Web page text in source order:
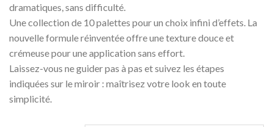
dramatiques, sans difficulté.
Une collection de 10 palettes pour un choix infini d’effets. La
nouvelle formule réinventée offre une texture douce et
crémeuse pour une application sans effort.
Laissez-vous ne guider pas à pas et suivez les étapes
indiquées sur le miroir : maîtrisez votre look en toute
simplicité.